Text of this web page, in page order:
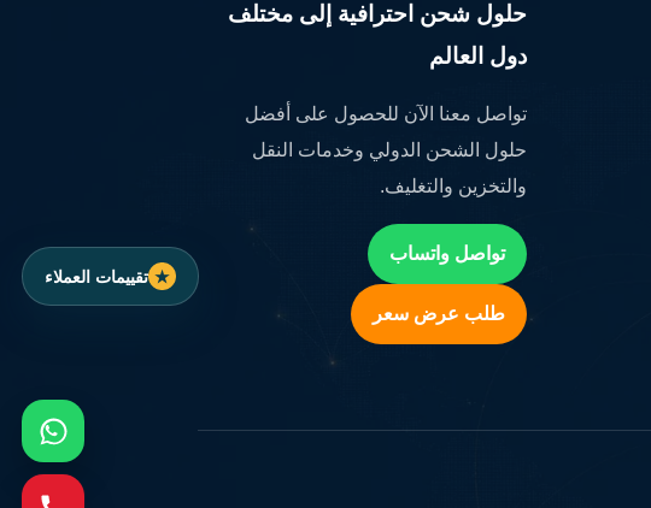
حلول شحن احترافية إلى مختلف
دول العالم
تواصل معنا الآن للحصول على أفضل
حلول الشحن الدولي وخدمات النقل
والتخزين والتغليف.
تواصل واتساب
طلب عرض سعر
تقييمات العملاء